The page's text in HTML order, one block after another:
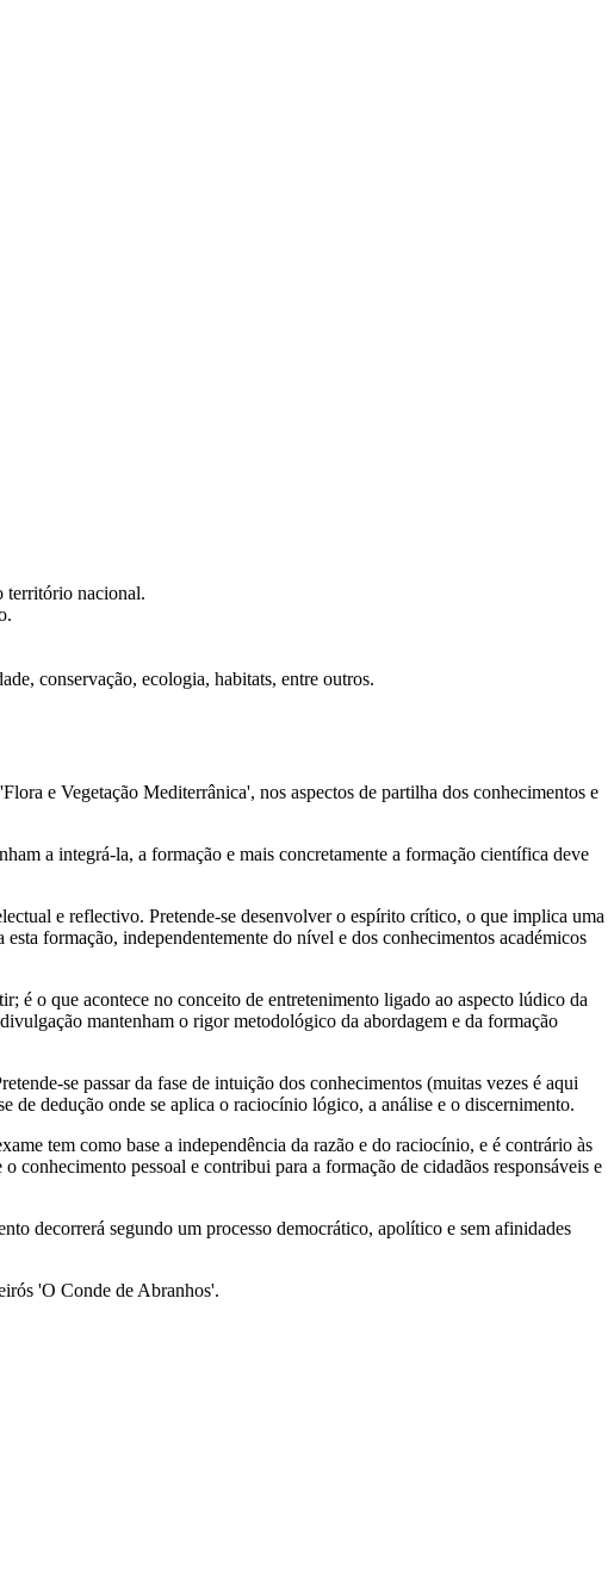
território nacional.
conservação, ecologia, habitats, entre outros.
e Vegetação Mediterrânica', nos aspectos de partilha dos conhecimentos e
a integrá-la, a formação e mais concretamente a formação científica deve
e reflectivo. Pretende-se desenvolver o espírito crítico, o que implica uma
formação, independentemente do nível e dos conhecimentos académicos
é o que acontece no conceito de entretenimento ligado ao aspecto lúdico da
mantenham o rigor metodológico da abordagem e da formação
se passar da fase de intuição dos conhecimentos (muitas vezes é aqui
de dedução onde se aplica o raciocínio lógico, a análise e o discernimento.
tem como base a independência da razão e do raciocínio, e é contrário às
conhecimento pessoal e contribui para a formação de cidadãos responsáveis e
decorrerá segundo um processo democrático, apolítico e sem afinidades
'O Conde de Abranhos'.